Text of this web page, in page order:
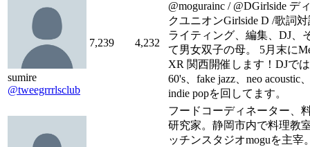
sumire
@tweegrrrlsclub
7,239 4,232
@mogurainc / @DGirlside デ
クユニオンGirlside D /歌詞
ライティング、編集、DJ、
て男女双子の母。 5月末に
XR 関西開催します！DJでは
60's、fake jazz、neo acoustic
indie popを回してます。
フードコーディネーター、
研究家。静岡市内で料理教
ッチンスタジオmoguを主宰